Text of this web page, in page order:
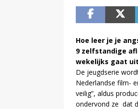
Hoe leer je je
9 zelfstandige
wekelijks gaat
De jeugdserie
Nederlandse film-
veilig”, aldus
ondervond ze dat